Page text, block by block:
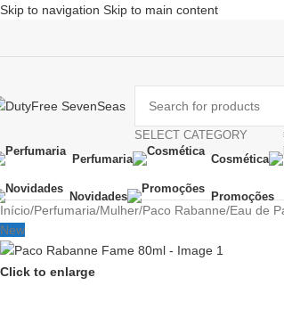
Skip to navigation Skip to main content
SELECT CATEGORY
Perfumaria Cosmética
Novidades Promoções
Início/Perfumaria/Mulher/Paco Rabanne/Eau de
New
Click to enlarge